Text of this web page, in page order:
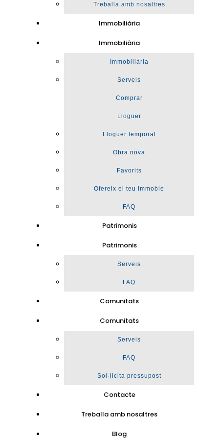
Treballa amb nosaltres
Immobiliària
Immobiliària
Immobiliària
Serveis
Comprar
Lloguer
Lloguer temporal
Obra nova
Favorits
Ofereix el teu immoble
FAQ
Patrimonis
Patrimonis
Serveis
FAQ
Comunitats
Comunitats
Serveis
FAQ
Sol·licita pressupost
Contacte
Treballa amb nosaltres
Blog